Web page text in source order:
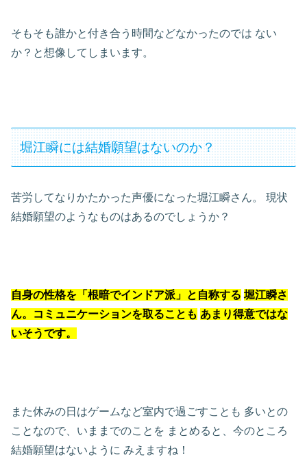
そもそも誰かと付き合う時間などなかったのでは ない
か？と想像してしまいます。
堀江瞬には結婚願望はないのか？
苦労してなりかたかった声優になった堀江瞬さん。
現状
結婚願望のようなものはあるのでしょうか？
自身の性格を「根暗でインドア派」と自称する 堀江瞬さ
ん。コミュニケーションを取ることも あまり得意ではな
いそうです。
また休みの日はゲームなど室内で過ごすことも 多いとの
ことなので、いままでのことを まとめると、今のところ
結婚願望はないように みえますね！